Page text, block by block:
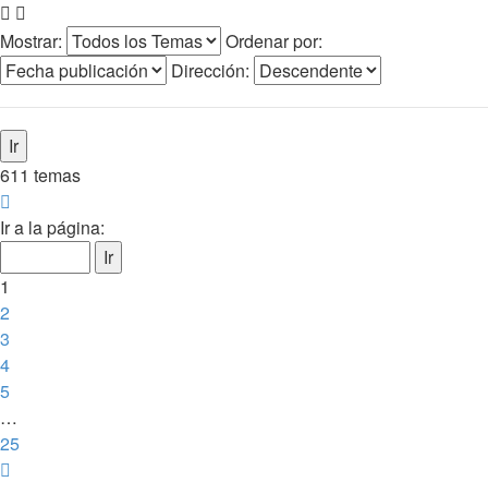
Mostrar:
Ordenar por:
Dirección:
611 temas
1
25
Ir a la página:
1
2
3
4
5
…
25